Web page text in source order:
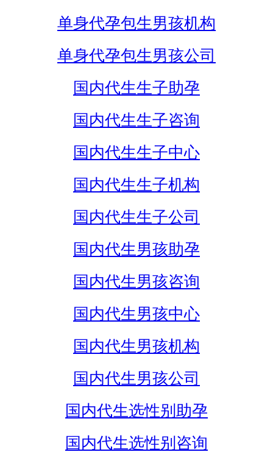
单身代孕包生男孩机构
单身代孕包生男孩公司
国内代生生子助孕
国内代生生子咨询
国内代生生子中心
国内代生生子机构
国内代生生子公司
国内代生男孩助孕
国内代生男孩咨询
国内代生男孩中心
国内代生男孩机构
国内代生男孩公司
国内代生选性别助孕
国内代生选性别咨询